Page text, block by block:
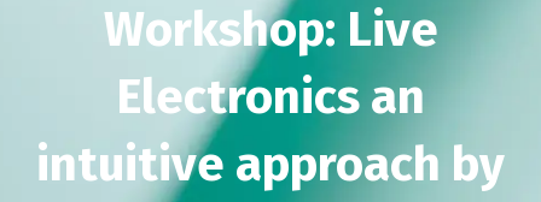
Workshop: Live
Electronics an
intuitive approach by